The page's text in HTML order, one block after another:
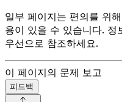
일부 페이지는 편의를 위
용이 있을 수 있습니다. 정
우선으로 참조하세요.
이 페이지의 문제 보고
피드백